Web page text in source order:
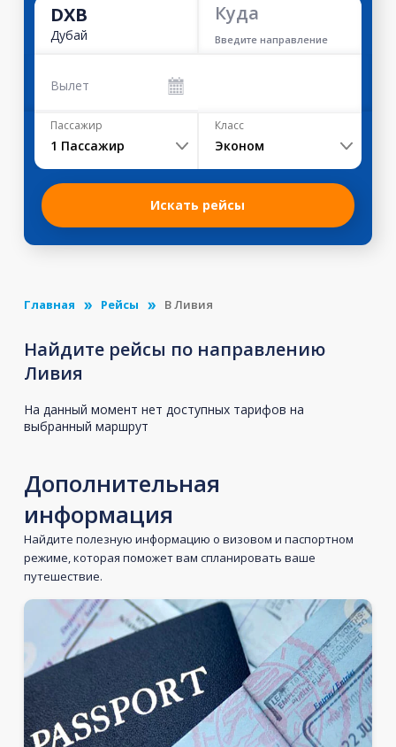
DXB
Дубай
Куда
Введите направление
Вылет
Пассажир
1 Пассажир
Класс
Эконом
Искать рейсы
Главная Рейсы В Ливия
Найдите рейсы по направлению
Ливия
На данный момент нет доступных тарифов на
выбранный маршрут
Дополнительная
информация
Найдите полезную информацию о визовом и паспортном
режиме, которая поможет вам спланировать ваше
путешествие.